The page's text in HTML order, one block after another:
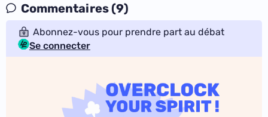
Commentaires (9)
Abonnez-vous pour prendre part au débat
Se connecter